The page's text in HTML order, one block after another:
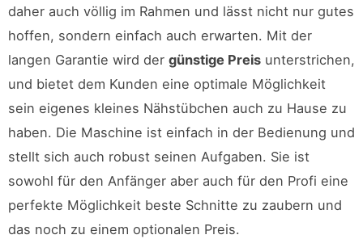
daher auch völlig im Rahmen und lässt nicht nur gutes
hoffen, sondern einfach auch erwarten. Mit der
langen Garantie wird der günstige Preis unterstrichen,
und bietet dem Kunden eine optimale Möglichkeit
sein eigenes kleines Nähstübchen auch zu Hause zu
haben. Die Maschine ist einfach in der Bedienung und
stellt sich auch robust seinen Aufgaben. Sie ist
sowohl für den Anfänger aber auch für den Profi eine
perfekte Möglichkeit beste Schnitte zu zaubern und
das noch zu einem optionalen Preis.